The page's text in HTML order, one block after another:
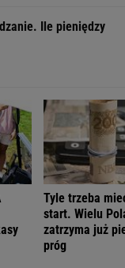
Ile pieniędzy
Tyle trzeba
start. Wielu
zatrzyma już
próg